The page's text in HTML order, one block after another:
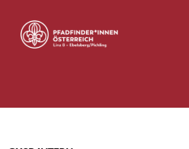
Inhalt
springen